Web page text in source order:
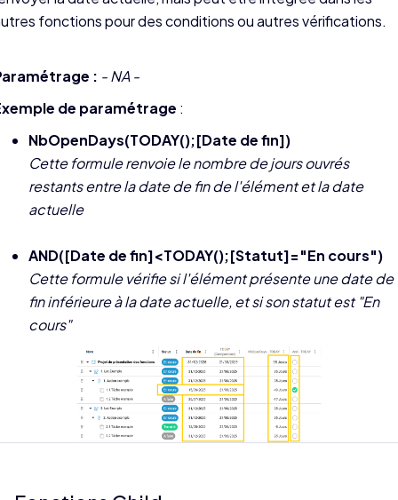
fonctions pour des conditions ou autres vérifications.
: - NA -
de paramétrage :
NbOpenDays(TODAY();[Date de fin])
Cette formule renvoie le nombre de jours ouvrés
restants entre la date de fin de l'élément et la date
actuelle
AND([Date de fin]<TODAY();[Statut]="En cours")
Cette formule vérifie si l'élément présente une date de
fin inférieure à la date actuelle, et si son statut est "En
cours"